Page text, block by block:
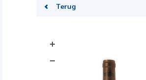
Terug